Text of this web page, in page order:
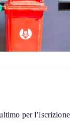
per l’iscrizione